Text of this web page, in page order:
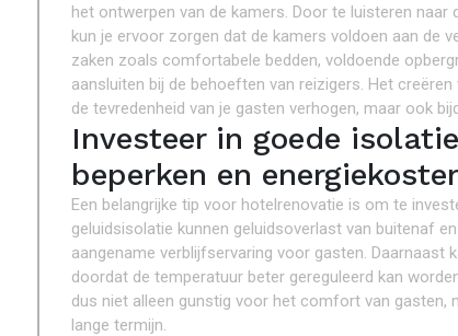
het ontwerpen van de kamers. Door te luisteren
kun je ervoor zorgen dat de kamers voldoen aan de
zaken zoals comfortabele bedden, voldoende
aansluiten bij de behoeften van reizigers. Het
de tevredenheid van je gasten verhogen, maar ook
Investeer in goede
beperken en
Een belangrijke tip voor hotelrenovatie is om te
geluidsisolatie kunnen geluidsoverlast van buitenaf
aangename verblijfservaring voor gasten. Daarnaast
doordat de temperatuur beter gereguleerd kan
dus niet alleen gunstig voor het comfort van gasten,
lange termijn.